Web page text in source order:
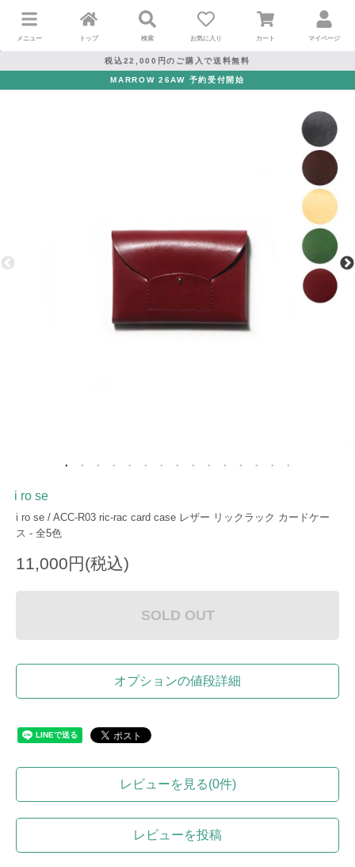
メニュー トップ 検索 お気に入り カート マイページ
税込22,000円のご購入で送料無料
MARROW 26AW 予約受付開始
i ro se
i ro se / ACC-R03 ric-rac card case レザー リックラック カードケー
ス - 全5色
11,000円(税込)
SOLD OUT
オプションの値段詳細
レビューを見る(0件)
レビューを投稿